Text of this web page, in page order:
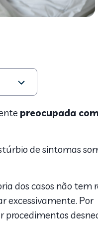
preocupada
de sintomas
dos casos não tem
excessivamente. Por